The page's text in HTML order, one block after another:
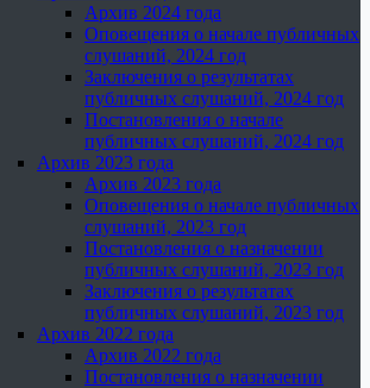
Архив 2024 года
Оповещения о начале публичных
слушаний, 2024 год
Заключения о результатах
публичных слушаний, 2024 год
Постановления о начале
публичных слушаний, 2024 год
Архив 2023 года
Архив 2023 года
Оповещения о начале публичных
слушаний, 2023 год
Постановления о назначении
публичных слушаний, 2023 год
Заключения о результатах
публичных слушаний, 2023 год
Архив 2022 года
Архив 2022 года
Постановления о назначении